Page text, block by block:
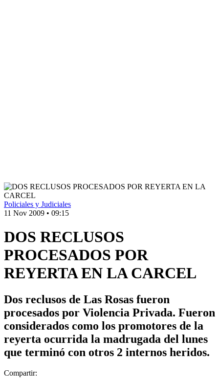
Policiales y Judiciales
11 Nov 2009 • 09:15
DOS RECLUSOS
PROCESADOS POR
REYERTA EN LA CARCEL
Dos reclusos de Las Rosas fueron
procesados por Violencia Privada. Fueron
considerados como los promotores de la
reyerta ocurrida la madrugada del lunes
que terminó con otros 2 internos heridos.
Compartir: